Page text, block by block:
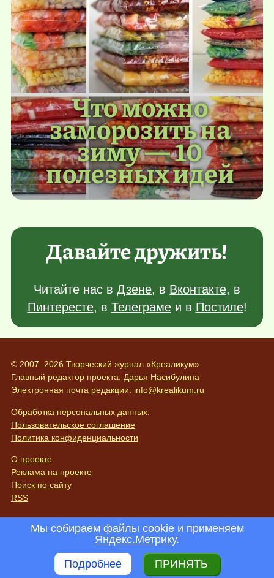
Что можно
заморозить на
зиму — 10
полезных идей
Давайте дружить!
Читайте нас в Дзене, в Вконтакте, в
Пинтересте, в Телеграмеи в Постиле!
© 2007–2026 Творческий журнал «Креаликум»
Главный редактор проекта: Дарья Насибулина
Электронная почта редакции: info@krealikum.ru
Обработка персональных данных:
Пользовательское соглашение
Политика конфиденциальности
О проекте
Реклама на проекте
Поиск по сайту
RSS
Мы собираем файлы cookie и применяем
Яндекс.Метрику.
Подробнее
ПРИНЯТЬ